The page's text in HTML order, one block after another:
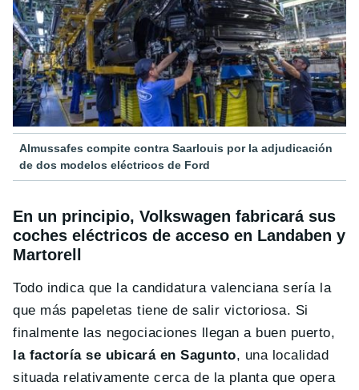
Almussafes compite contra Saarlouis por la adjudicación
de dos modelos eléctricos de Ford
En un principio, Volkswagen fabricará sus
coches eléctricos de acceso en Landaben y
Martorell
Todo indica que la candidatura valenciana sería la
que más papeletas tiene de salir victoriosa. Si
finalmente las negociaciones llegan a buen puerto,
la factoría se ubicará en Sagunto, una localidad
situada relativamente cerca de la planta que opera